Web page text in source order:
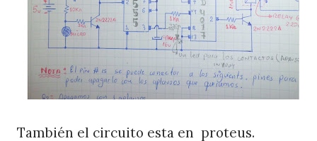
También el circuito esta en proteus.